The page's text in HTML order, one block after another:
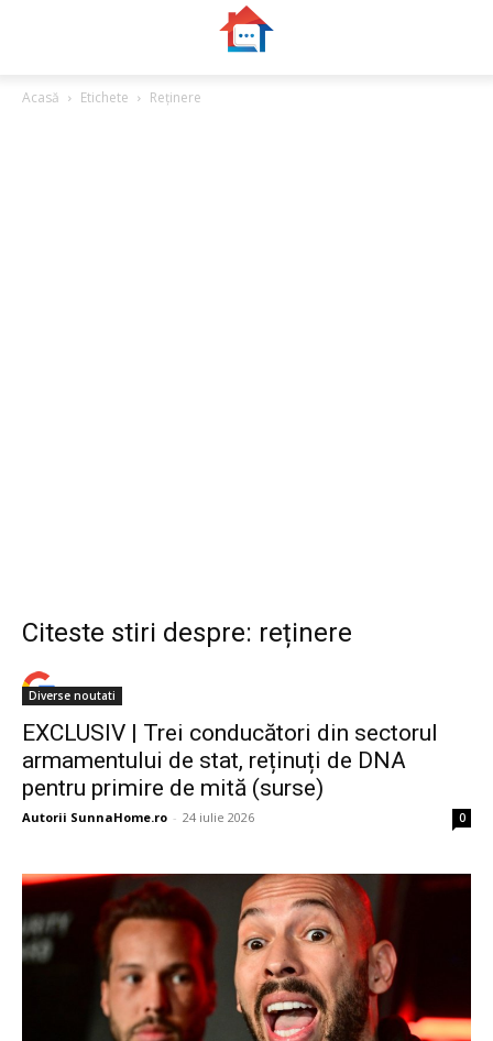
Acasă Etichete Reținere
Citeste stiri despre: reținere
Diverse noutati
EXCLUSIV | Trei conducători din sectorul
armamentului de stat, reținuți de DNA
pentru primire de mită (surse)
Autorii SunnaHome.ro - 24 iulie 2026 0